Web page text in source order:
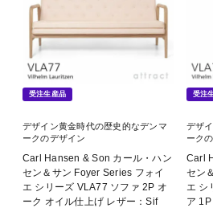
受注生産品
デザイン黄金時代の歴史的なデンマ
ークのデザイン
Carl Hansen & Son カール・ハン
セン＆サン Foyer Series フォイ
エ シリーズ VLA77 ソファ 2P オ
ーク オイル仕上げ レザー：Sif
受注
デザ
ーク
Carl
セン
エ シ
ア